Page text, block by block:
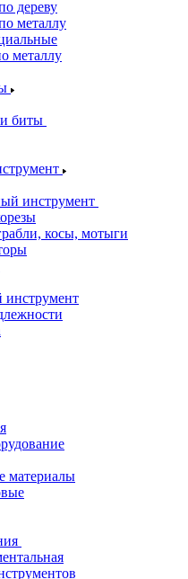
дереву
металлу
металлу
биты
инструмент
косы, мотыги
инструмент
материалы